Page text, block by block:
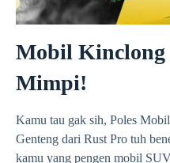
Mobil Kinclong
Mimpi!
Kamu tau gak sih, Poles
Genteng dari Rust Pro tuh
kamu yang pengen mobil